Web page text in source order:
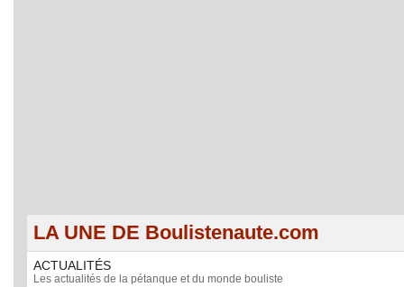
LA UNE DE Boulistenaute.com
ACTUALITÉS
Les actualités de la pétanque et du monde bouliste